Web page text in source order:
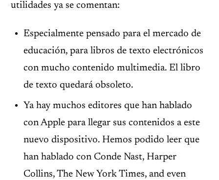
utilidades ya se comentan:
Especialmente pensado para el mercado de
educación, para libros de texto electrónicos
con mucho contenido multimedia. El libro
de texto quedará obsoleto.
Ya hay muchos editores que han hablado
con Apple para llegar sus contenidos a este
nuevo dispositivo. Hemos podido leer que
han hablado con Conde Nast, Harper
Collins, The New York Times, and even